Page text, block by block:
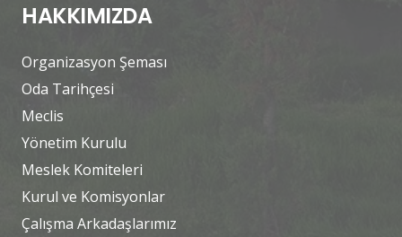
HAKKIMIZDA
Organizasyon Şeması
Oda Tarihçesi
Meclis
Yönetim Kurulu
Meslek Komiteleri
Kurul ve Komisyonlar
Çalışma Arkadaşlarımız